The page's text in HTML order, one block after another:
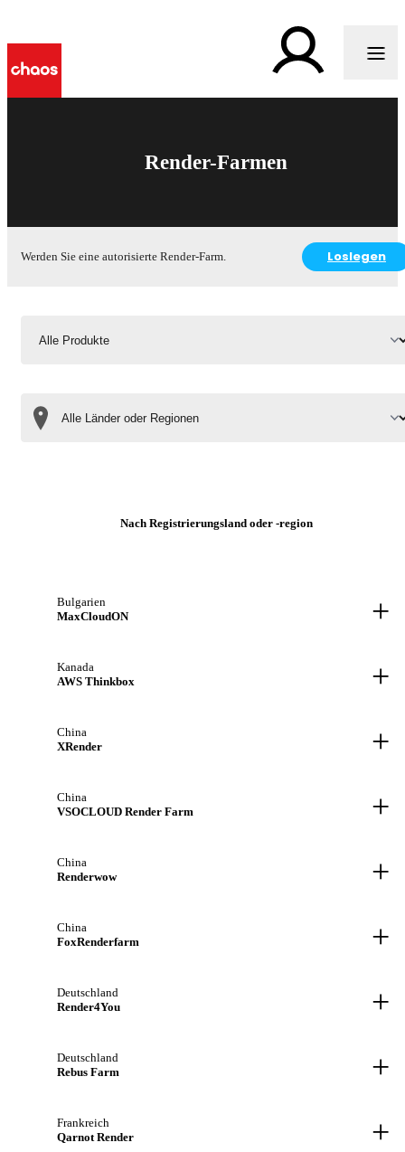
Render-Farmen
Werden Sie eine autorisierte Render-Farm. Loslegen
Nach Registrierungsland oder -region
Bulgarien
MaxCloudON
+
Kanada
AWS Thinkbox
+
China
XRender
+
China
VSOCLOUD Render Farm
+
China
Renderwow
+
China
FoxRenderfarm
+
Deutschland
Render4You
+
Deutschland
Rebus Farm
+
Frankreich
Qarnot Render
+